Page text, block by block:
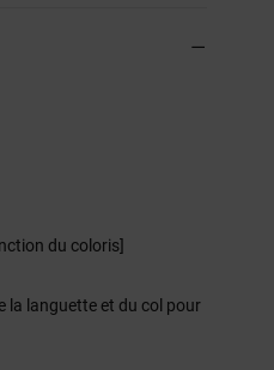
du coloris]
la languette et du col pour